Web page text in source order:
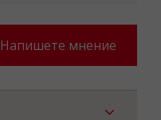
Напишете мнение